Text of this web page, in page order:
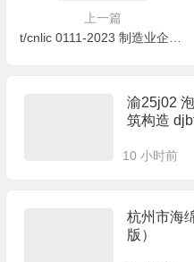
上一篇
渝25j02
筑构造
10 小时前
杭州市海
版）